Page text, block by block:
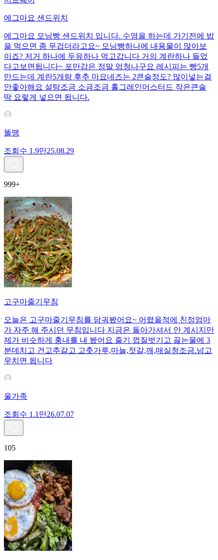
에그마요 샌드위치
에그마요 모닝빵 샌드위치 입니다. 수영을 하는데 가기전에 밥
을 먹으면 좀 무겁더라고요~ 모닝빵하나에 내용물이 많아보
이죠? 저거 하나에 두유하나 먹고갑니다 거의 계란하나 들었
다고보면됩니다~ 포만감은 정말 엄청나구요 레시피는 빵5개
만드는데 계란5개랑 후추 마요네즈는 2큰술정도? 많이넣는걸
안좋아해요 설탕조금 소금조금 홀그레인머스터드 작은큰술
딱 요렇게 넣으면 됩니다.
똘맹
조회수 1.9만25.08.29
999+
고구마줄기무침
오늘은 고구마줄기무침를 담궈봤어요~ 어렸을적에 친정엄마
가 자주 해 주시던 무침입니다 지금은 돌아가셔서 안 계시지만
제가 비슷하게 훙내를 내 봤어요 줄기 껍질벗기고 끓는물에 3
분데치고 건고추갈고 고춧가루,마늘,젓갈,깨,매실청조금.넘고
무치면 됩니다
울가족
조회수 1.1만26.07.07
105